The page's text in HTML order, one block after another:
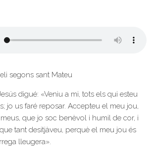
segons sant Mateu
digué: «Veniu a mi, tots els qui esteu
jo us faré reposar. Accepteu el meu jou,
que jo soc benèvol i humil de cor, i
tant desitjàveu, perquè el meu jou és
lleugera».